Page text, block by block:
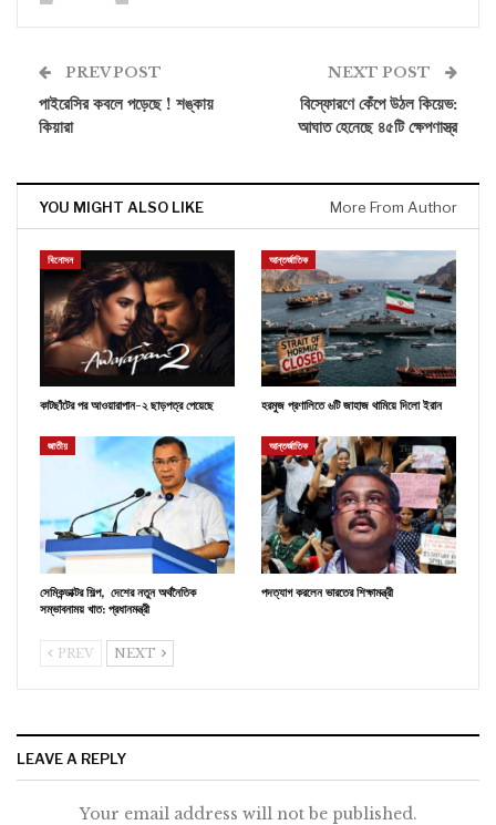
PREV POST
পাইরেসির কবলে পড়েছে ! শঙ্কায়
কিয়ারা
NEXT POST
বিস্ফোরণে কেঁপে উঠল কিয়েভ:
আঘাত হেনেছে ৪৫টি ক্ষেপণাস্ত্র
YOU MIGHT ALSO LIKE More From Author
বিনোদন
কাটছাঁটের পর আওয়ারাপান-২ ছাড়পত্র পেয়েছে
আন্তর্জাতিক
হরমুজ প্রণালিতে ৬টি জাহাজ থামিয়ে দিলো ইরান
জাতীয়
সেমিকন্ডাক্টর শিল্প, দেশের নতুন অর্থনৈতিক
সম্ভাবনাময় খাত: প্রধানমন্ত্রী
আন্তর্জাতিক
পদত্যাগ করলেন ভারতের শিক্ষামন্ত্রী
PREV NEXT
LEAVE A REPLY
Your email address will not be published.